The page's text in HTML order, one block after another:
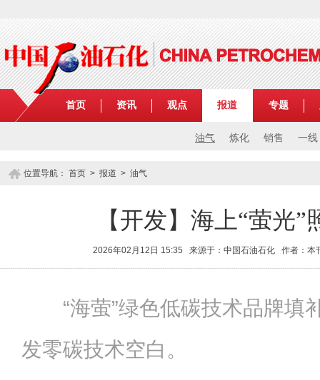
首页 资讯 观点 报道
油气 炼化 销售 一线
专题
位置导航： 首页 > 报道 > 油气
【开发】海上“萤光
2026年02月12日 15:35 来源于：中国石油石化 作者：
“海萤”绿色低碳技术品牌填
发零碳技术空白。